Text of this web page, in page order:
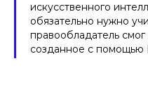
искусственного
обязательно нужно
правообладатель
созданное с помощью